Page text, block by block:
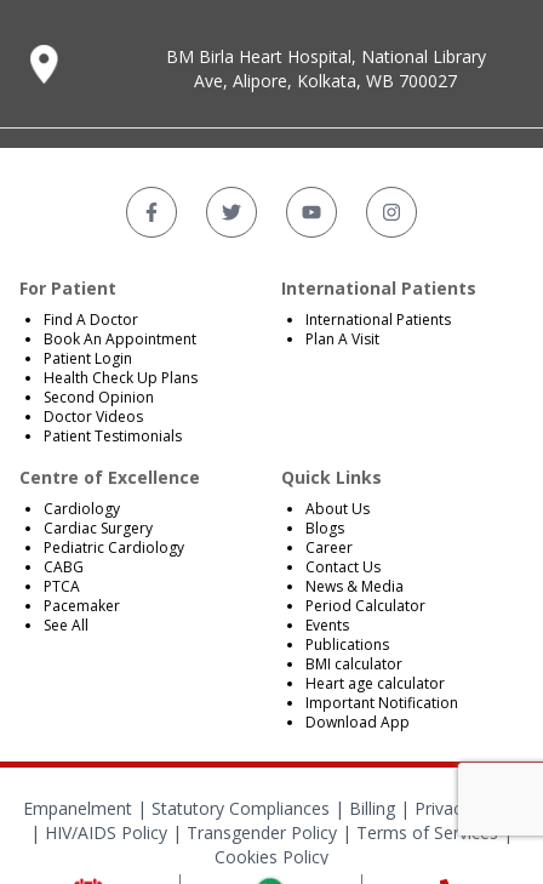
BM Birla Heart Hospital, National Library
Ave, Alipore, Kolkata, WB 700027
For Patient
Find A Doctor
Book An Appointment
Patient Login
Health Check Up Plans
Second Opinion
Doctor Videos
Patient Testimonials
International Patients
International Patients
Plan A Visit
Centre of Excellence
Cardiology
Cardiac Surgery
Pediatric Cardiology
CABG
PTCA
Pacemaker
See All
Quick Links
About Us
Blogs
Career
Contact Us
News & Media
Period Calculator
Events
Publications
BMI calculator
Heart age calculator
Important Notification
Download App
Empanelment| Statutory Compliances | Billing| Privacy Policy
| HIV/AIDS Policy | Transgender Policy | Terms of Services|
Cookies Policy